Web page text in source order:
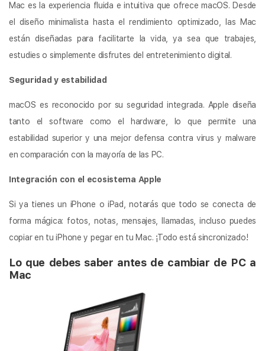
Mac es la experiencia fluida e intuitiva que ofrece macOS. Desde
el diseño minimalista hasta el rendimiento optimizado, las Mac
están diseñadas para facilitarte la vida, ya sea que trabajes,
estudies o simplemente disfrutes del entretenimiento digital.
Seguridad y estabilidad
macOS es reconocido por su seguridad integrada. Apple diseña
tanto el software como el hardware, lo que permite una
estabilidad superior y una mejor defensa contra virus y malware
en comparación con la mayoría de las PC.
Integración con el ecosistema Apple
Si ya tienes un iPhone o iPad, notarás que todo se conecta de
forma mágica: fotos, notas, mensajes, llamadas, incluso puedes
copiar en tu iPhone y pegar en tu Mac. ¡Todo está sincronizado!
Lo que debes saber antes de cambiar de PC a
Mac